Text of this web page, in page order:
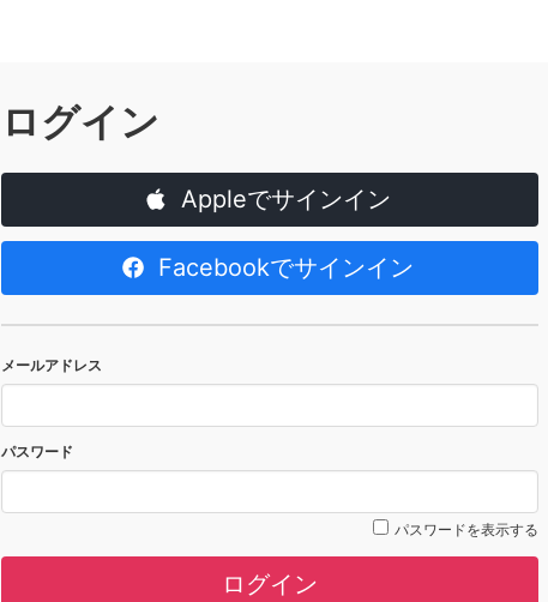
ログイン
Appleでサインイン
Facebookでサインイン
メールアドレス
パスワード
パスワードを表示する
ログイン